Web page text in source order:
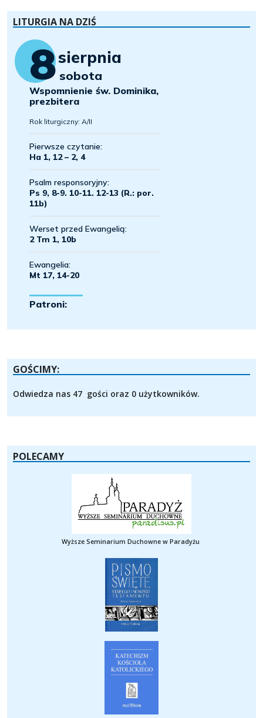
LITURGIA NA DZIŚ
GOŚCIMY:
Odwiedza nas 47 gości oraz 0 użytkowników.
POLECAMY
Wyższe Seminarium Duchowne w Paradyżu